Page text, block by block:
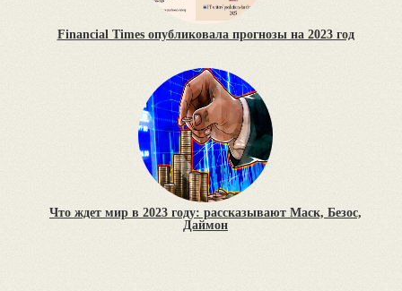
Financial Times опубликовала прогнозы на 2023 год
Что ждет мир в 2023 году: рассказывают Маск, Безос,
Даймон